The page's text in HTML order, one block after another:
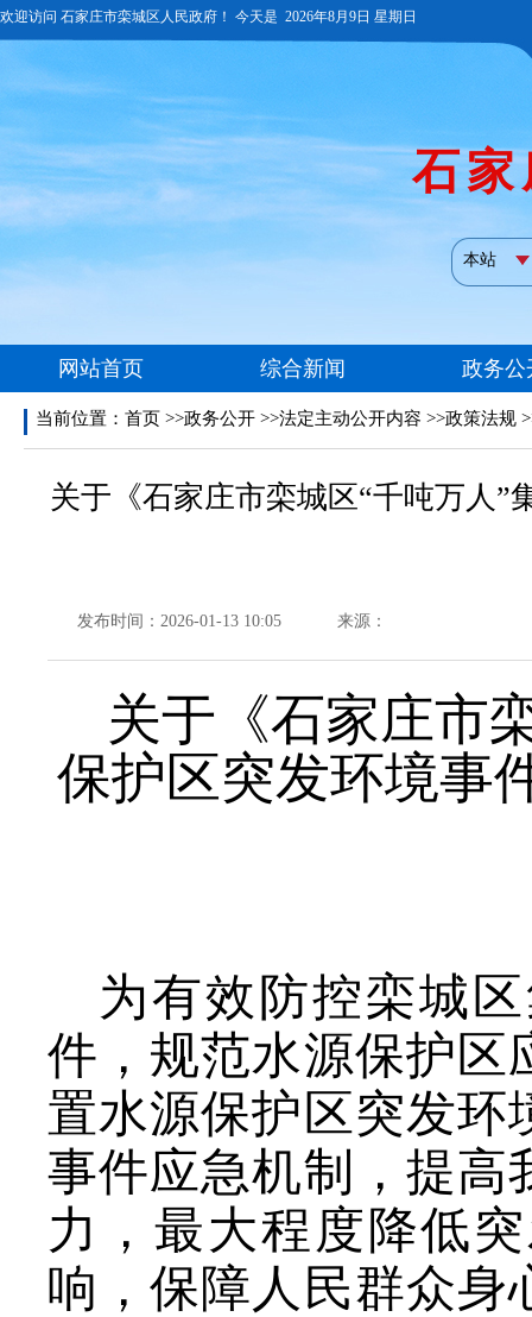
当前位置： 首页 >>政务公开 >>法定主动公开内容 >>政策法规
关于《石家庄市栾城区“千吨万人”
发布时间：2026-01-13 10:05 来源：
关于 《石家庄市
保护区突发环境事
为有效防控栾城
件，规范水源保护区
置水源保护区突发环
事件应急机制，提高
力，最大程度降低
响，保障人民群众身